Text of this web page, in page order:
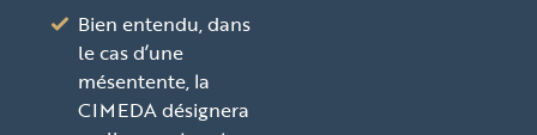
Bien entendu, dans
le cas d’une
mésentente, la
CIMEDA désignera